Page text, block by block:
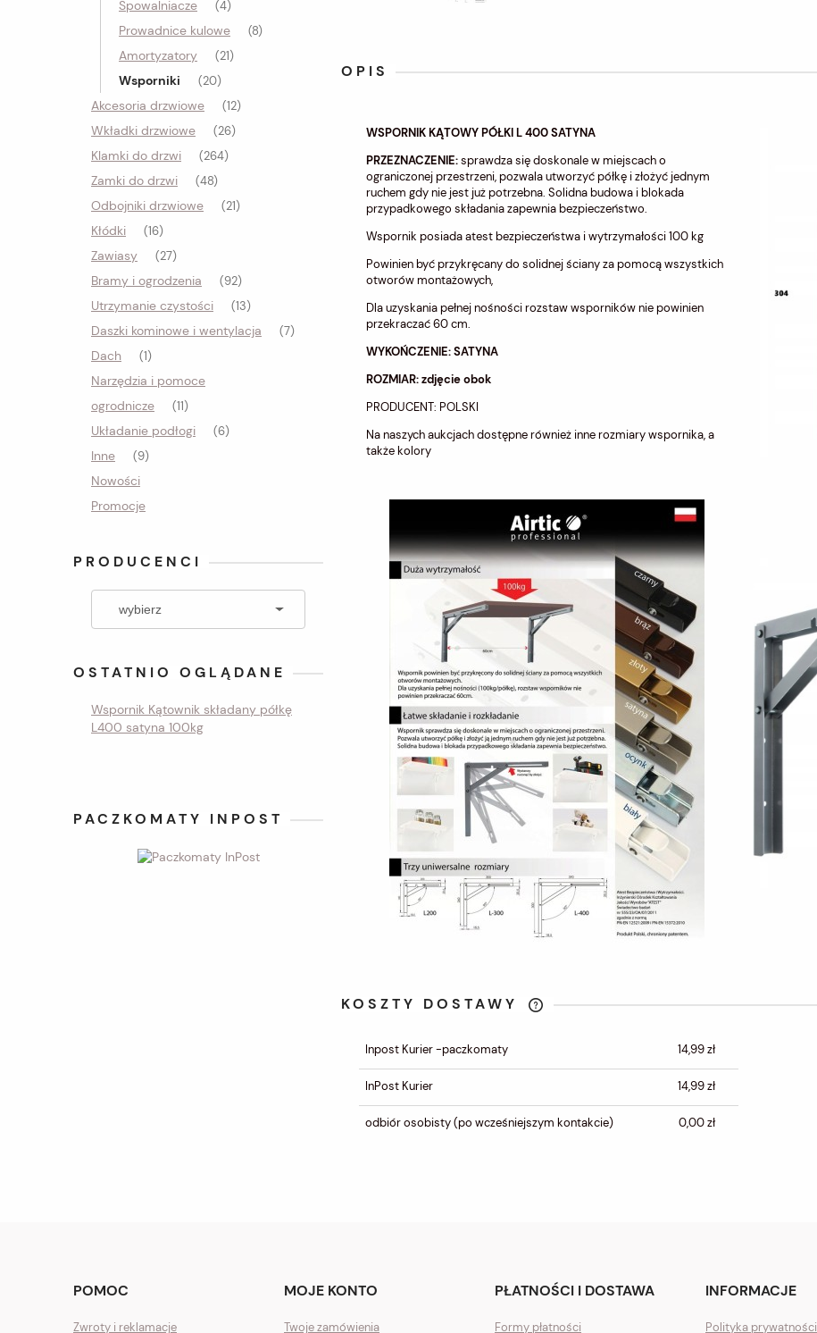
Spowalniacze (4)
Prowadnice kulowe (8)
Amortyzatory (21)
Wsporniki (20)
Akcesoria drzwiowe (12)
Wkładki drzwiowe (26)
Klamki do drzwi (264)
Zamki do drzwi (48)
Odbojniki drzwiowe (21)
Kłódki (16)
Zawiasy (27)
Bramy i ogrodzenia (92)
Utrzymanie czystości (13)
Daszki kominowe i wentylacja (7)
Dach (1)
Narzędzia i pomoce
ogrodnicze
(11)
Układanie podłogi (6)
Inne (9)
Nowości
Promocje
PRODUCENCI
OSTATNIO OGLĄDANE
Wspornik Kątownik składany półkę
L400 satyna 100kg
PACZKOMATY INPOST
OPIS
WSPORNIK KĄTOWY PÓŁKI L 400 SATYNA
PRZEZNACZENIE:sprawdza się doskonale w miejscach o
ograniczonej przestrzeni, pozwala utworzyć półkę i złożyć jednym
ruchem gdy nie jest już potrzebna. Solidna budowa i blokada
przypadkowego składania zapewnia bezpieczeństwo.
Wspornik posiada atest bezpieczeństwa i wytrzymałości 100 kg
Powinien być przykręcany do solidnej ściany za pomocą wszystkich
otworów montażowych,
Dla uzyskania pełnej nośności rozstaw wsporników nie powinien
przekraczać 60 cm.
WYKOŃCZENIE: SATYNA
ROZMIAR: zdjęcie obok
PRODUCENT: POLSKI
Na naszych aukcjach dostępne również inne rozmiary wspornika, a
także kolory
KOSZTY DOSTAWY
CENA NIE ZAWIERA
Inpost Kurier -paczkomaty 14,99 zł
InPost Kurier 14,99 zł
odbiór osobisty(po wcześniejszym kontakcie) 0,00 zł
POMOC
Zwroty i reklamacje
MOJE KONTO
Twoje zamówienia
PŁATNOŚCI I DOSTAWA
Formy płatności
INFORMACJE
Polityka prywatności